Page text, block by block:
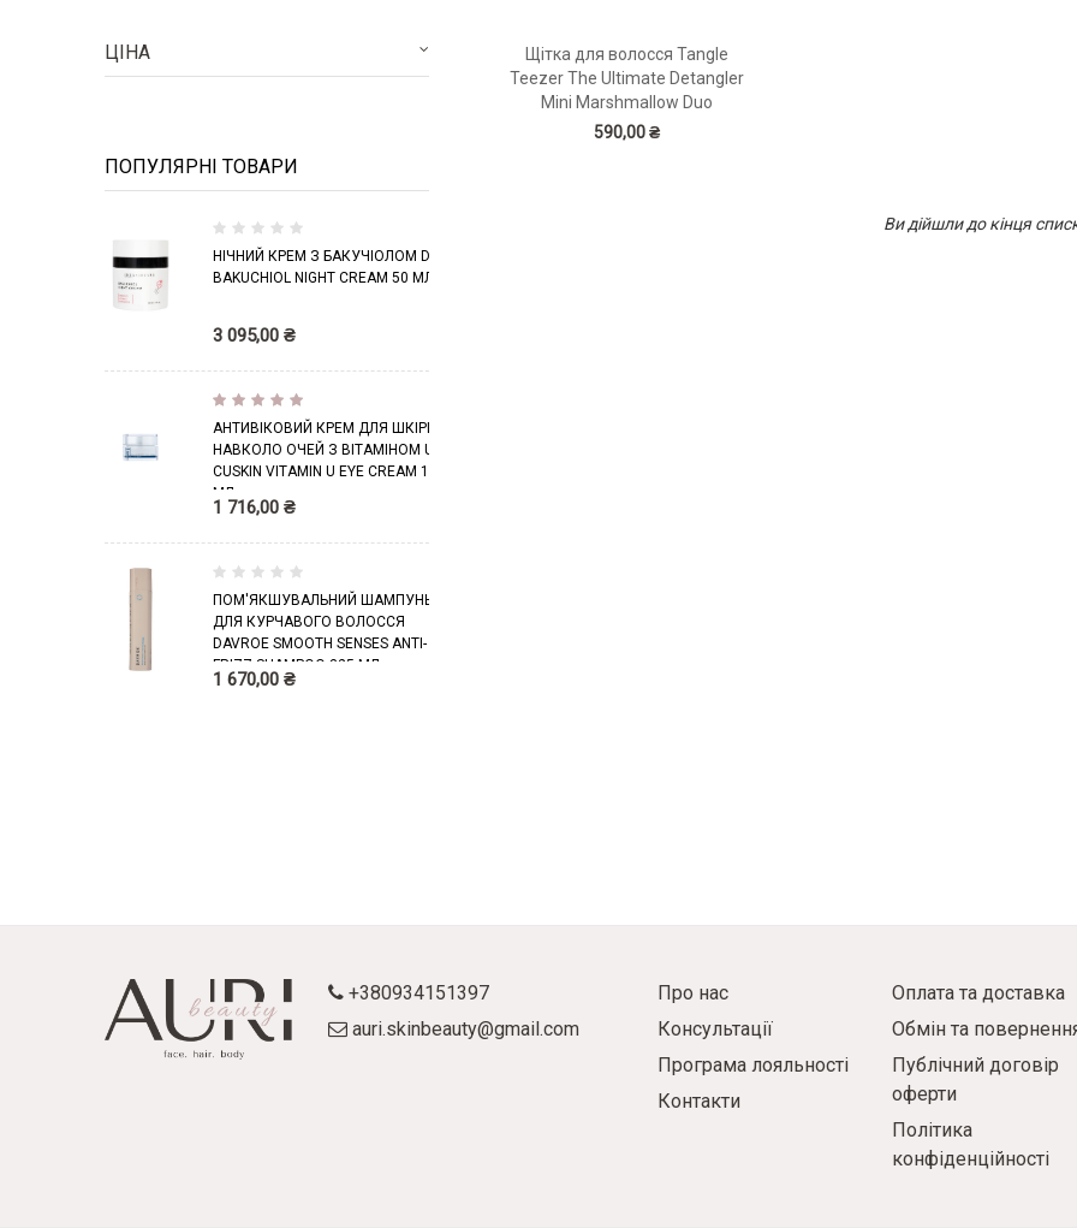
Щітка для волосся Tangle
Teezer The Ultimate Detangler
Mini Marshmallow Duo
590,00 ₴
Ви дійшли до кінця
ЦІНА
ПОПУЛЯРНІ ТОВАРИ
0
%
НІЧНИЙ КРЕМ З БАКУЧІОЛОМ DCL
BAKUCHIOL NIGHT CREAM 50 МЛ
3 095,00 ₴
Рейтин
г:
100%
АНТИВІКОВИЙ КРЕМ ДЛЯ ШКІРИ
НАВКОЛО ОЧЕЙ З ВІТАМІНОМ U
CUSKIN VITAMIN U EYE CREAM 16
МЛ
1 716,00 ₴
0
%
ПОМ'ЯКШУВАЛЬНИЙ ШАМПУНЬ
ДЛЯ КУРЧАВОГО ВОЛОССЯ
DAVROE SMOOTH SENSES ANTI-
FRIZZ SHAMPOO 325 МЛ
1 670,00 ₴
+380934151397
auri.skinbeauty@gmail.com
Про нас
Консультації
Програма лояльності
Контакти
Оплата та доставка
Обмін та
Публічний договір
оферти
Політика
конфіденційності